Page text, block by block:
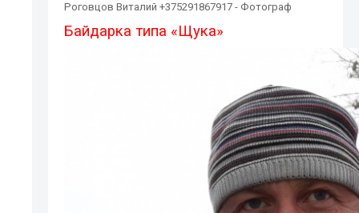
Роговцов Виталий +375291867917 - Фотограф
Байдарка типа «Щука»